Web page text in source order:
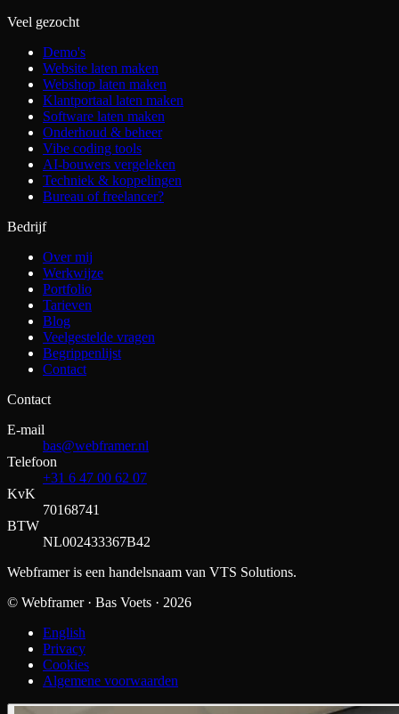
Veel gezocht
Demo's
Website laten maken
Webshop laten maken
Klantportaal laten maken
Software laten maken
Onderhoud & beheer
Vibe coding tools
AI-bouwers vergeleken
Techniek & koppelingen
Bureau of freelancer?
Bedrijf
Over mij
Werkwijze
Portfolio
Tarieven
Blog
Veelgestelde vragen
Begrippenlijst
Contact
Contact
E-mail
bas@webframer.nl
Telefoon
+31 6 47 00 62 07
KvK
70168741
BTW
NL002433367B42
Webframer is een handelsnaam van VTS Solutions.
© Webframer · Bas Voets · 2026
English
Privacy
Cookies
Algemene voorwaarden